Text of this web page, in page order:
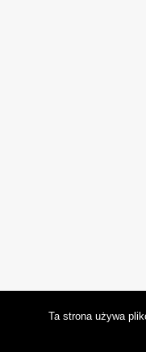
Ta strona używa